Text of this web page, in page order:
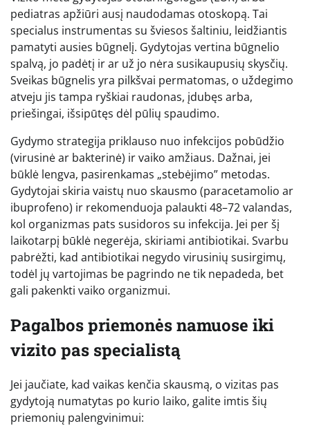
pediatras apžiūri ausį naudodamas otoskopą. Tai
specialus instrumentas su šviesos šaltiniu, leidžiantis
pamatyti ausies būgnelį. Gydytojas vertina būgnelio
spalvą, jo padėtį ir ar už jo nėra susikaupusių skysčių.
Sveikas būgnelis yra pilkšvai permatomas, o uždegimo
atveju jis tampa ryškiai raudonas, įdubęs arba,
priešingai, išsipūtęs dėl pūlių spaudimo.
Gydymo strategija priklauso nuo infekcijos pobūdžio
(virusinė ar bakterinė) ir vaiko amžiaus. Dažnai, jei
būklė lengva, pasirenkamas „stebėjimo” metodas.
Gydytojai skiria vaistų nuo skausmo (paracetamolio ar
ibuprofeno) ir rekomenduoja palaukti 48–72 valandas,
kol organizmas pats susidoros su infekcija. Jei per šį
laikotarpį būklė negerėja, skiriami antibiotikai. Svarbu
pabrėžti, kad antibiotikai negydo virusinių susirgimų,
todėl jų vartojimas be pagrindo ne tik nepadeda, bet
gali pakenkti vaiko organizmui.
Pagalbos priemonės namuose iki
vizito pas specialistą
Jei jaučiate, kad vaikas kenčia skausmą, o vizitas pas
gydytoją numatytas po kurio laiko, galite imtis šių
priemonių palengvinimui: